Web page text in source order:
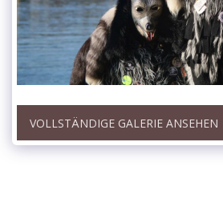
VOLLSTÄNDIGE GALERIE ANSEHEN